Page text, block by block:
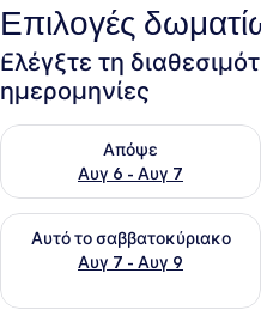
Επιλογές
Ελέγξτε τη
ημερομηνίες
Απόψε
Αυγ 6 - Αυγ 7
Έλεγχος διαθεσιμότητας
Αυτό το σαββατοκύριακο
Αυγ 7 - Αυγ 9
Έλεγχος διαθεσιμότητας